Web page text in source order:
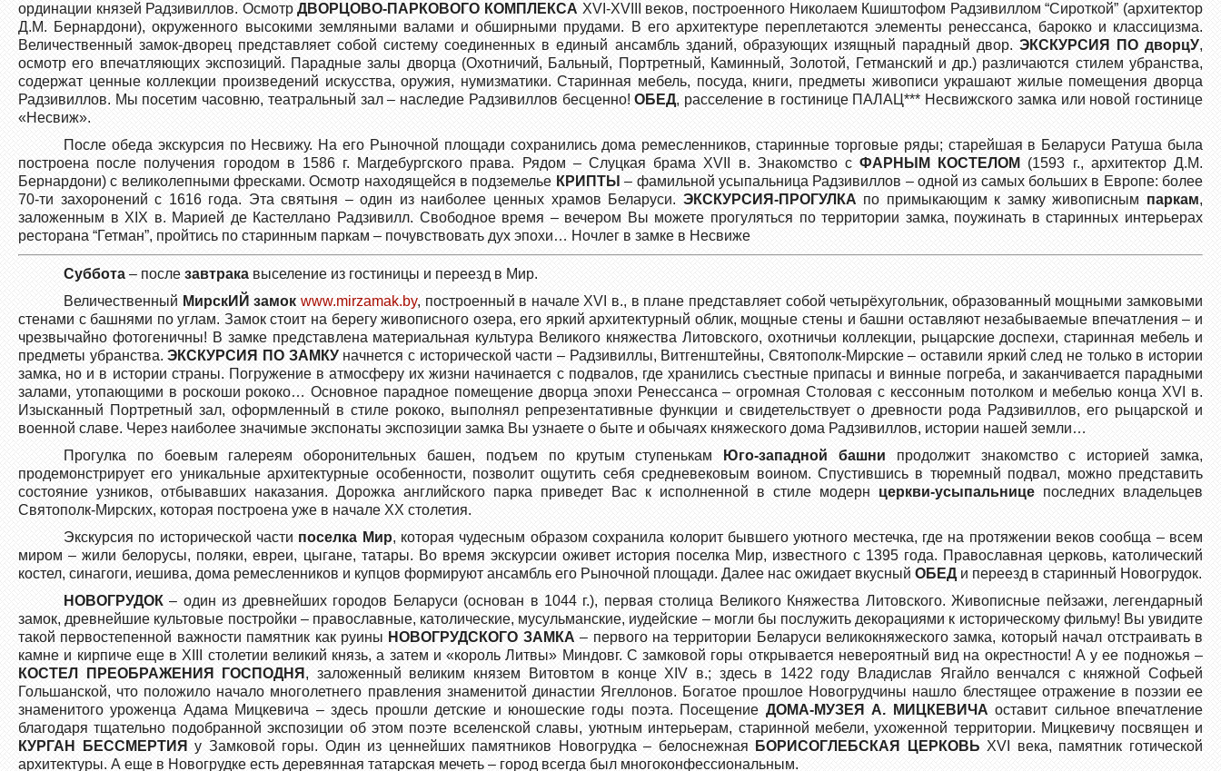
ординации князей Радзивиллов. ОсмотрДВОРЦОВО-ПАРКОВОГО КОМПЛЕКСА XVI-XVIII веков, построенного Николаем Кшиштофом Радзивиллом “Сироткой” (архитектор
Д.М. Бернардони), окруженного высокими земляными валами и обширными прудами. В его архитектуре переплетаются элементы ренессанса, барокко и классицизма.
Величественный замок-дворец представляет собой систему соединенных в единый ансамбль зданий, образующих изящный парадный двор. ЭКСКУРСИЯ ПО дворцУ,
осмотр его впечатляющих экспозиций. Парадные залы дворца (Охотничий, Бальный, Портретный, Каминный, Золотой, Гетманский и др.) различаются стилем убранства,
содержат ценные коллекции произведений искусства, оружия, нумизматики. Старинная мебель, посуда, книги, предметы живописи украшают жилые помещения дворца
Радзивиллов. Мы посетим часовню, театральный зал – наследие Радзивиллов бесценно! ОБЕД, расселение в гостинице ПАЛАЦ*** Несвижского замка или новой гостинице
«Несвиж».
После обеда экскурсия по Несвижу. На его Рыночной площади сохранились дома ремесленников, старинные торговые ряды; старейшая в Беларуси Ратуша была
построена после получения городом в 1586 г. Магдебургского права. Рядом – Слуцкая брама XVII в. Знакомство сФАРНЫМ КОСТЕЛОМ (1593 г., архитектор Д.М.
Бернардони) с великолепными фресками. Осмотр находящейся в подземелье КРИПТЫ – фамильной усыпальница Радзивиллов – одной из самых больших в Европе: более
70-ти захоронений с 1616 года. Эта святыня – один из наиболее ценных храмов Беларуси. ЭКСКУРСИЯ-ПРОГУЛКА по примыкающим к замку живописным паркам,
заложенным в XIX в. Марией де Кастеллано Радзивилл. Свободное время – вечером Вы можете прогуляться по территории замка, поужинать в старинных интерьерах
ресторана “Гетман”, пройтись по старинным паркам – почувствовать дух эпохи… Ночлег в замке в Несвиже
Суббота – после завтрака выселение из гостиницы и переезд в Мир.
Величественный МирскИЙ замок www.mirzamak.by, построенный в начале XVI в., в плане представляет собой четырёхугольник, образованный мощными замковыми
стенами с башнями по углам. Замок стоит на берегу живописного озера, его яркий архитектурный облик, мощные стены и башни оставляют незабываемые впечатления – и
чрезвычайно фотогеничны! В замке представлена материальная культура Великого княжества Литовского, охотничьи коллекции, рыцарские доспехи, старинная мебель и
предметы убранства.ЭКСКУРСИЯ ПО ЗАМКУначнется с исторической части – Радзивиллы, Витгенштейны, Святополк-Мирские – оставили яркий след не только в истории
замка, но и в истории страны. Погружение в атмосферу их жизни начинается с подвалов, где хранились съестные припасы и винные погреба, и заканчивается парадными
залами, утопающими в роскоши рококо… Основное парадное помещение дворца эпохи Ренессанса – огромная Столовая с кессонным потолком и мебелью конца XVI в.
Изысканный Портретный зал, оформленный в стиле рококо, выполнял репрезентативные функции и свидетельствует о древности рода Радзивиллов, его рыцарской и
военной славе. Через наиболее значимые экспонаты экспозиции замка Вы узнаете о быте и обычаях княжеского дома Радзивиллов, истории нашей земли…
Прогулка по боевым галереям оборонительных башен, подъем по крутым ступенькам
Юго-западной башни продолжит знакомство с историей замка,
продемонстрирует его уникальные архитектурные особенности, позволит ощутить себя средневековым воином. Спустившись в тюремный подвал, можно представить
состояние узников, отбывавших наказания. Дорожка английского парка приведет Вас к исполненной в стиле модерн церкви-усыпальнице последних владельцев
Святополк-Мирских, которая построена уже в начале XX столетия.
Экскурсия по исторической части поселка Мир, которая чудесным образом сохранила колорит бывшего уютного местечка, где на протяжении веков сообща – всем
миром – жили белорусы, поляки, евреи, цыгане, татары. Во время экскурсии оживет история поселка Мир, известного с 1395 года. Православная церковь, католический
костел, синагоги, иешива, дома ремесленников и купцов формируют ансамбль его Рыночной площади. Далее нас ожидает вкусный ОБЕД и переезд в старинный Новогрудок.
НОВОГРУДОК – один из древнейших городов Беларуси (основан в 1044 г.), первая столица Великого Княжества Литовского. Живописные пейзажи, легендарный
замок, древнейшие культовые постройки – православные, католические, мусульманские, иудейские – могли бы послужить декорациями к историческому фильму! Вы увидите
такой первостепенной важности памятник как руины НОВОГРУДСКОГО ЗАМКА – первого на территории Беларуси великокняжеского замка, который начал отстраивать в
камне и кирпиче еще в ХIII столетии великий князь, а затем и «король Литвы» Миндовг. С замковой горы открывается невероятный вид на окрестности! А у ее подножья –
КОСТЕЛ ПРЕОБРАЖЕНИЯ ГОСПОДНЯ , заложенный великим князем Витовтом в конце ХIV в.; здесь в 1422 году Владислав Ягайло венчался с княжной Софьей
Гольшанской, что положило начало многолетнего правления знаменитой династии Ягеллонов. Богатое прошлое Новогрудчины нашло блестящее отражение в поэзии ее
знаменитого уроженца Адама Мицкевича – здесь прошли детские и юношеские го­ды поэта. Посещение ДОМА-МУЗЕЯ А. МИЦКЕВИЧАоставит сильное впечатление
благодаря тщательно подобранной экспозиции об этом поэте вселенской славы, уютным интерьерам, старинной мебели, ухоженной территории. Мицкевичу посвящен и
КУРГАН БЕССМЕРТИЯ у Замковой горы. Один из ценнейших памятников Новогрудка – белоснежная БОРИСОГЛЕБСКАЯ ЦЕРКОВЬ XVI века, памятник готической
архитектуры. А еще в Новогрудке есть деревянная татарская мечеть – город всегда был многоконфессиональным.